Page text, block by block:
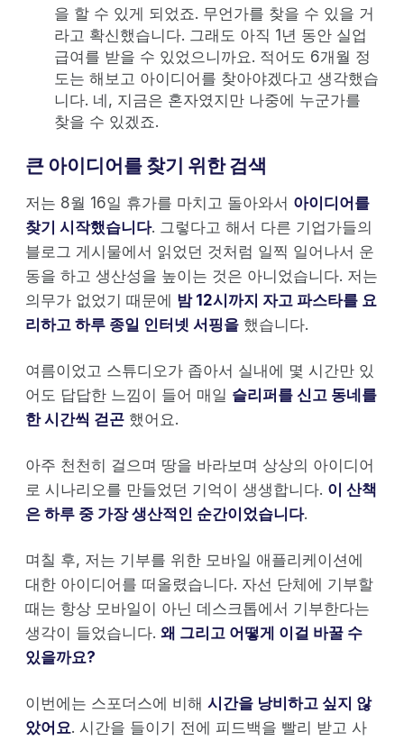
을 할 수 있게 되었죠. 무언가를 찾을 수 있을 거
라고 확신했습니다. 그래도 아직 1년 동안 실업
급여를 받을 수 있었으니까요. 적어도 6개월 정
도는 해보고 아이디어를 찾아야겠다고 생각했습
니다. 네, 지금은 혼자였지만 나중에 누군가를
찾을 수 있겠죠.
큰 아이디어를 찾기 위한 검색
저는 8월 16일 휴가를 마치고 돌아와서 아이디어를
찾기 시작했습니다. 그렇다고 해서 다른 기업가들의
블로그 게시물에서 읽었던 것처럼 일찍 일어나서 운
동을 하고 생산성을 높이는 것은 아니었습니다. 저는
의무가 없었기 때문에 밤 12시까지 자고 파스타를 요
리하고 하루 종일 인터넷 서핑을 했습니다.
여름이었고 스튜디오가 좁아서 실내에 몇 시간만 있
어도 답답한 느낌이 들어 매일 슬리퍼를 신고 동네를
한 시간씩 걷곤 했어요.
아주 천천히 걸으며 땅을 바라보며 상상의 아이디어
로 시나리오를 만들었던 기억이 생생합니다. 이 산책
은 하루 중 가장 생산적인 순간이었습니다.
며칠 후, 저는 기부를 위한 모바일 애플리케이션에
대한 아이디어를 떠올렸습니다. 자선 단체에 기부할
때는 항상 모바일이 아닌 데스크톱에서 기부한다는
생각이 들었습니다. 왜 그리고 어떻게 이걸 바꿀 수
있을까요?
이번에는 스포더스에 비해 시간을 낭비하고 싶지 않
았어요. 시간을 들이기 전에 피드백을 빨리 받고 사